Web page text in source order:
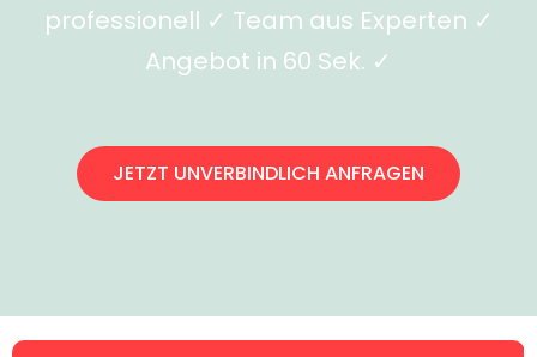
professionell ✓ Team aus Experten ✓
Angebot in 60 Sek. ✓
JETZT UNVERBINDLICH ANFRAGEN